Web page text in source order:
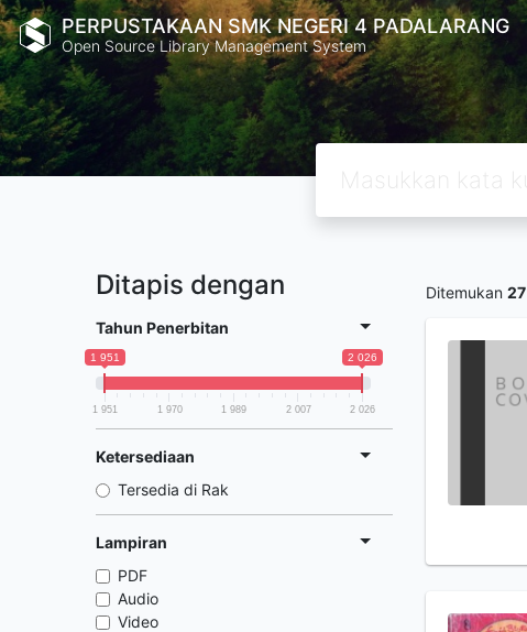
PERPUSTAKAAN SMK NEGERI 4 PADALARANG
Open Source Library Management System
Ditapis dengan
Tahun Penerbitan
1 951 2 026
1 951 1 970 1 989 2 007 2 026
Ketersediaan
Tersedia di Rak
Lampiran
PDF
Audio
Video
Ditemukan 27